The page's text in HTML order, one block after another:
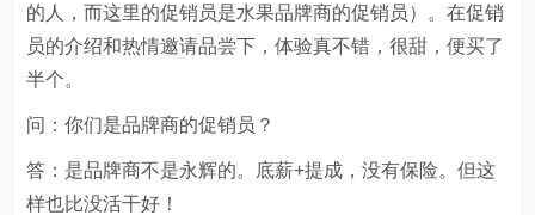
的人，而这里的促销员是水果品牌商的促销员）。在促销
员的介绍和热情邀请品尝下，体验真不错，很甜，便买了
半个。
问：你们是品牌商的促销员？
答：是品牌商不是永辉的。底薪+提成，没有保险。但这
样也比没活干好！